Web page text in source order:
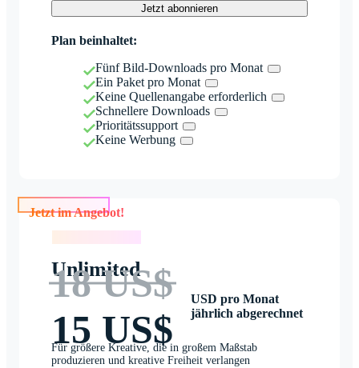
Jetzt abonnieren
Plan beinhaltet:
Fünf Bild-Downloads pro Monat
Ein Paket pro Monat
Keine Quellenangabe erforderlich
Schnellere Downloads
Prioritätssupport
Keine Werbung
Jetzt im Angebot!
Unlimited
18 US$
15 US$
USD pro Monat
jährlich abgerechnet
Für größere Kreative, die in großem Maßstab
produzieren und kreative Freiheit verlangen